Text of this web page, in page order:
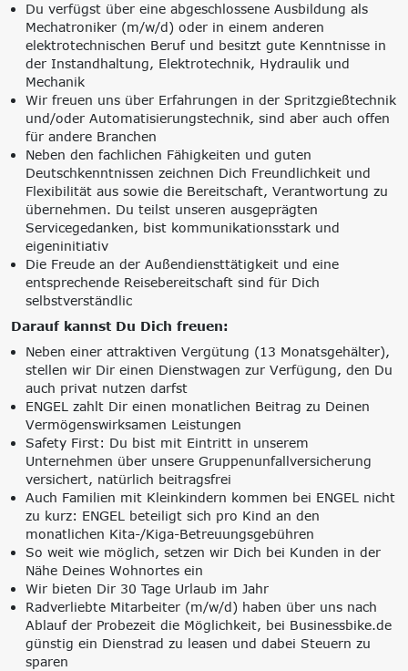
Du verfügst über eine abgeschlossene Ausbildung als
Mechatroniker (m/w/d) oder in einem anderen
elektrotechnischen Beruf und besitzt gute Kenntnisse in
der Instandhaltung, Elektrotechnik, Hydraulik und
Mechanik
Wir freuen uns über Erfahrungen in der Spritzgießtechnik
und/oder Automatisierungstechnik, sind aber auch offen
für andere Branchen
Neben den fachlichen Fähigkeiten und guten
Deutschkenntnissen zeichnen Dich Freundlichkeit und
Flexibilität aus sowie die Bereitschaft, Verantwortung zu
übernehmen. Du teilst unseren ausgeprägten
Servicegedanken, bist kommunikationsstark und
eigeninitiativ
Die Freude an der Außendiensttätigkeit und eine
entsprechende Reisebereitschaft sind für Dich
selbstverständlic
Darauf kannst Du Dich freuen:
Neben einer attraktiven Vergütung (13 Monatsgehälter),
stellen wir Dir einen Dienstwagen zur Verfügung, den Du
auch privat nutzen darfst
ENGEL zahlt Dir einen monatlichen Beitrag zu Deinen
Vermögenswirksamen Leistungen
Safety First: Du bist mit Eintritt in unserem
Unternehmen über unsere Gruppenunfallversicherung
versichert, natürlich beitragsfrei
Auch Familien mit Kleinkindern kommen bei ENGEL nicht
zu kurz: ENGEL beteiligt sich pro Kind an den
monatlichen Kita-/Kiga-Betreuungsgebühren
So weit wie möglich, setzen wir Dich bei Kunden in der
Nähe Deines Wohnortes ein
Wir bieten Dir 30 Tage Urlaub im Jahr
Radverliebte Mitarbeiter (m/w/d) haben über uns nach
Ablauf der Probezeit die Möglichkeit, bei Businessbike.de
günstig ein Dienstrad zu leasen und dabei Steuern zu
sparen